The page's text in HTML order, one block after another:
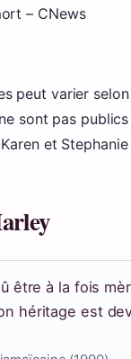
– CNews
peut varier
sont pas publics
et
être à la fois
héritage est